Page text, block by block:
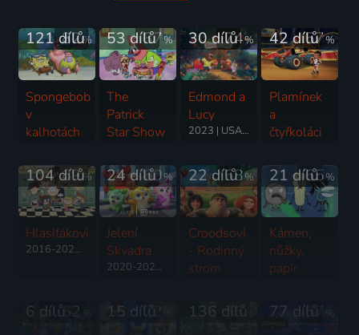
82%
121 dílů
Spongebob
v
kalhotách
37%
53 dílů
The
Patrick
Star Show
74%
30 dílů
Edmond a
Lucy
2023 | USA, Francie | Animovaný
57%
42 dílů
Plamínek
a
čtyřkoláci
69%
104 dílů
Hlasiťákovi
2016-2026 | USA | Animovaný, Akční, Dobrodružný, Drama, Fantasy, Hudební, Komedie, Rodinný, Thriller, Horor
60%
24 dílů
Jelení
Skvadra
2020-2025 | USA, Čína | Akční, Animovaný, Dobrodružný, Komedie, Rodinný, Science Fiction
68%
22 dílů
Croodsovi
- Rodinný
strom
65%
21 dílů
Kámen,
nůžky,
papír
62
6 dílů 72
15 dílů 76%
136 dílů 57
77 dílů